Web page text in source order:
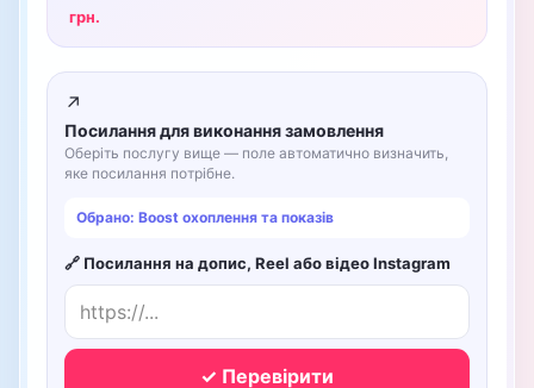
грн.
↗
Посилання для виконання замовлення
Оберіть послугу вище — поле автоматично визначить,
яке посилання потрібне.
Обрано: Boost охоплення та показів
🔗 Посилання на допис, Reel або відео Instagram
✓ Перевірити